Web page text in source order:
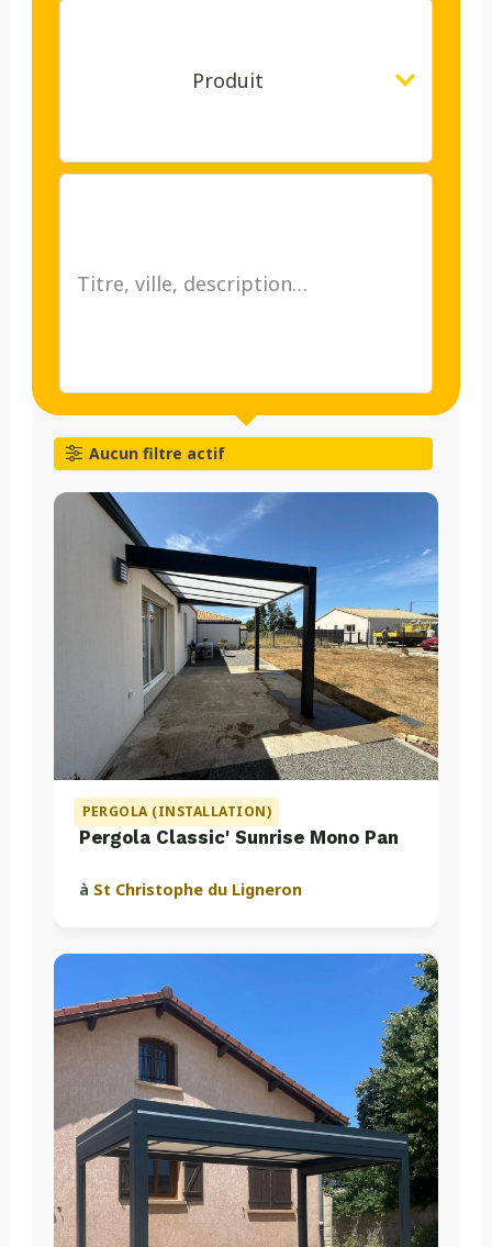
Produit
Aucun filtre actif
PERGOLA (INSTALLATION)
Pergola Classic' Sunrise Mono Pan
à St Christophe du Ligneron